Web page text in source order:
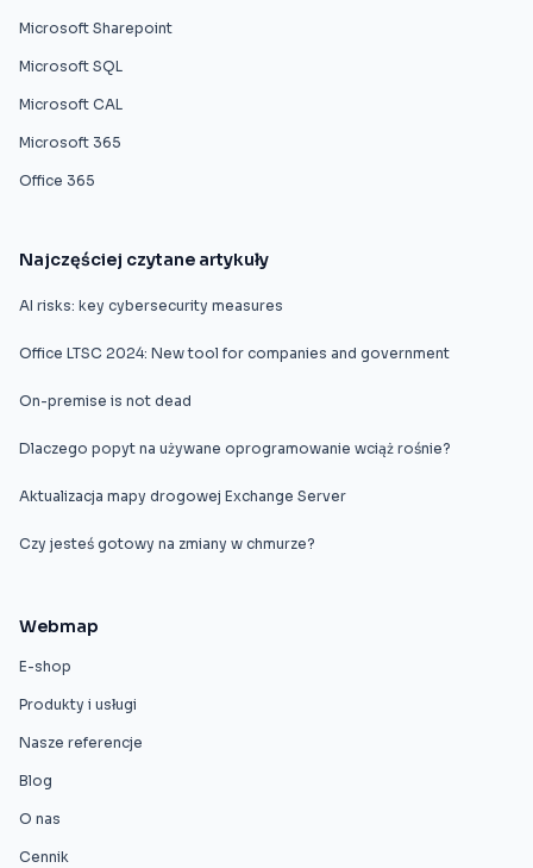
Microsoft Sharepoint
Microsoft SQL
Microsoft CAL
Microsoft 365
Office 365
Najczęściej czytane artykuły
AI risks: key cybersecurity measures
Office LTSC 2024: New tool for companies and government
On-premise is not dead
Dlaczego popyt na używane oprogramowanie wciąż rośnie?
Aktualizacja mapy drogowej Exchange Server
Czy jesteś gotowy na zmiany w chmurze?
Webmap
E-shop
Produkty i usługi
Nasze referencje
Blog
O nas
Cennik